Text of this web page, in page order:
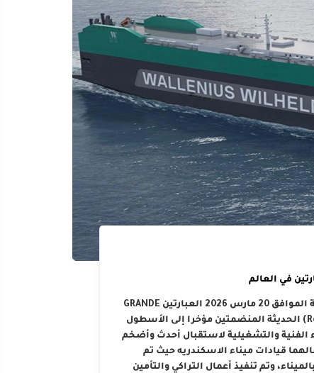
في العالم
استقبلت الهيئة العامة لميناء الإسكندرية اليوم الجمعة الموافق 20 مارس 2026 العبارتين GRANDE
SYEZIA و ANJI VIRTUE وهما يعتبرا من سفن الرورو (Ro-Ro) الحديثة المنضمتين مؤخرا إلى الأسطول
جاهزية الميناء الفنية والتشغيلية لاستقبال أحدث وأضخم
قيادات ميناء الاسكندريه حيث تم
وتم تنفيذ أعمال التراكي والتأمين